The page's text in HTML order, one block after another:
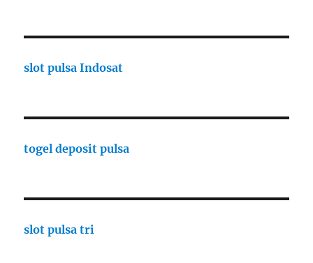
slot pulsa Indosat
togel deposit pulsa
slot pulsa tri